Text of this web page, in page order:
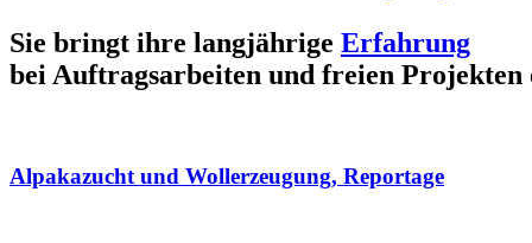
Sie bringt ihre langjährige Erfahrung
bei Auftragsarbeiten und freien Projekten
Alpakazucht und Wollerzeugung, Reportage